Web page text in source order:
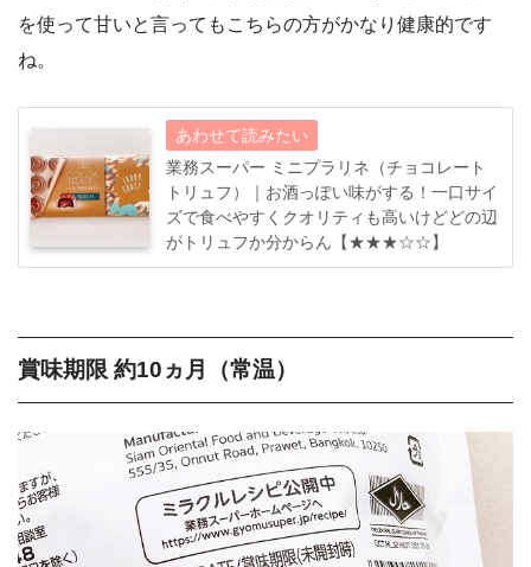
を使って甘いと言ってもこちらの方がかなり健康的です
ね。
業務スーパー ミニプラリネ（チョコレート
トリュフ）｜お酒っぽい味がする！一口サイ
ズで食べやすくクオリティも高いけどどの辺
がトリュフか分からん【★★★☆☆】
賞味期限 約10ヵ月（常温）